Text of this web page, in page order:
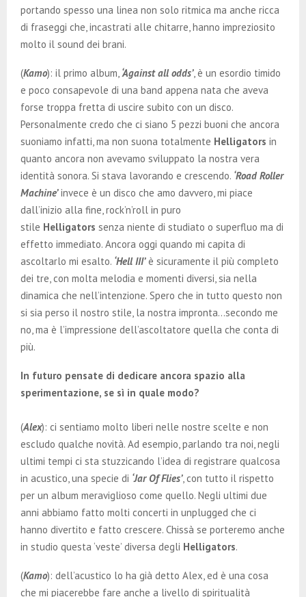
portando spesso una linea non solo ritmica ma anche ricca
di fraseggi che, incastrati alle chitarre, hanno impreziosito
molto il sound dei brani.
(Kamo): il primo album, ‘Against all odds’, è un esordio timido
e poco consapevole di una band appena nata che aveva
forse troppa fretta di uscire subito con un disco.
Personalmente credo che ci siano 5 pezzi buoni che ancora
suoniamo infatti, ma non suona totalmente Helligators in
quanto ancora non avevamo sviluppato la nostra vera
identità sonora. Si stava lavorando e crescendo. ‘Road Roller
Machine’invece è un disco che amo davvero, mi piace
dall’inizio alla fine, rock’n’roll in puro
stile Helligators senza niente di studiato o superfluo ma di
effetto immediato. Ancora oggi quando mi capita di
ascoltarlo mi esalto. ‘Hell III’è sicuramente il più completo
dei tre, con molta melodia e momenti diversi, sia nella
dinamica che nell’intenzione. Spero che in tutto questo non
si sia perso il nostro stile, la nostra impronta…secondo me
no, ma è l’impressione dell’ascoltatore quella che conta di
più.
In futuro pensate di dedicare ancora spazio alla
sperimentazione, se sì in quale modo?
(Alex): ci sentiamo molto liberi nelle nostre scelte e non
escludo qualche novità. Ad esempio, parlando tra noi, negli
ultimi tempi ci sta stuzzicando l’idea di registrare qualcosa
in acustico, una specie di ‘Jar Of Flies’, con tutto il rispetto
per un album meraviglioso come quello. Negli ultimi due
anni abbiamo fatto molti concerti in unplugged che ci
hanno divertito e fatto crescere. Chissà se porteremo anche
in studio questa ‘veste’ diversa degli Helligators.
(Kamo): dell’acustico lo ha già detto Alex, ed è una cosa
che mi piacerebbe fare anche a livello di spiritualità